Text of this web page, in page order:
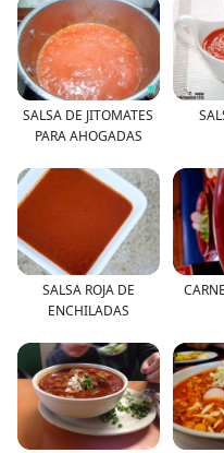
SALSA DE JITOMATES
PARA AHOGADAS
SALSA ROJA DE
ENCHILADAS